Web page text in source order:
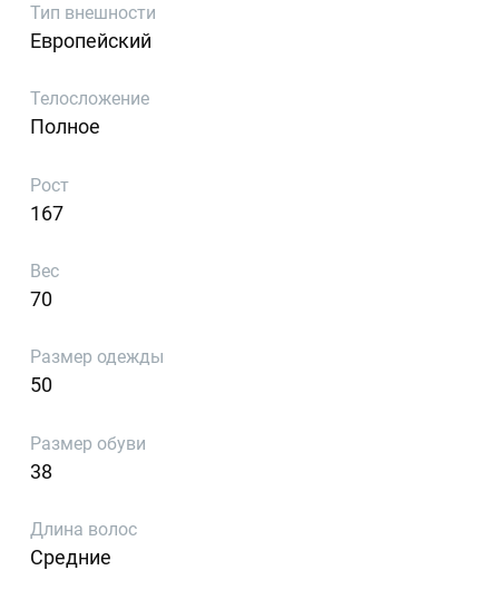
Тип внешности
Европейский
Телосложение
Полное
Рост
167
Вес
70
Размер одежды
50
Размер обуви
38
Длина волос
Средние